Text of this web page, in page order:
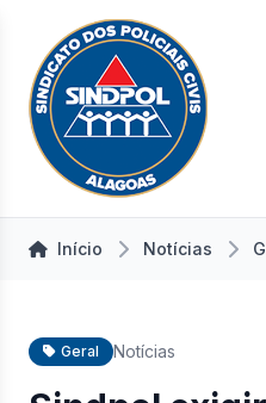
Início Notícias
Geral Notícias